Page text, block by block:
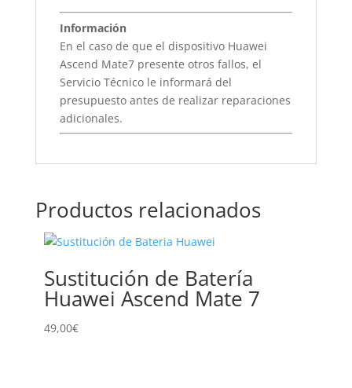
Información
En el caso de que el dispositivo Huawei
Ascend Mate7 presente otros fallos, el
Servicio Técnico le informará del
presupuesto antes de realizar reparaciones
adicionales.
Productos relacionados
Sustitución de Batería
Huawei Ascend Mate 7
49,00€